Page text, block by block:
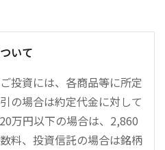
いて
投資には、各商品等に所定
の場合は約定代金に対して
万円以下の場合は、2,860
料、投資信託の場合は銘柄